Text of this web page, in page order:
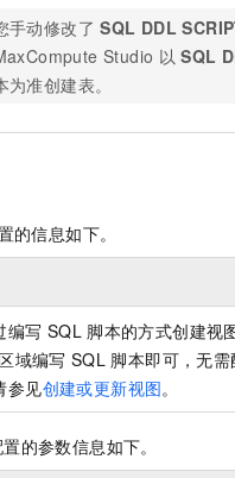
手动修改了 SQL DDL
Studio 以 SQL
为准创建表。
的信息如下。
编写 SQL 脚本的方式创建视
域编写 SQL 脚本即可，无
参见创建或更新视图。
的参数信息如下。